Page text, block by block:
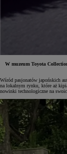
Od81 900 zł
Yaris Cross
HYBRID
W muzeum Toyota
Wśród pasjonatów japońskich
na lokalnym rynku, które aż
nowinki technologiczne na